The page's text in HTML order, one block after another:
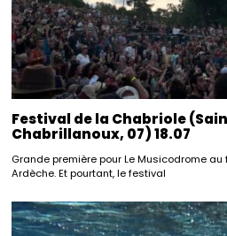
Festival de la Chabriole
Chabrillanoux, 07) 18.07
Grande première pour Le Musicodrome
Ardèche. Et pourtant, le festival